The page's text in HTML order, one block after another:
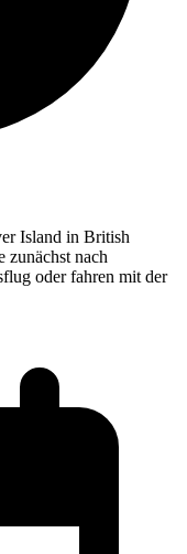
Island in British
zunächst nach
oder fahren mit der